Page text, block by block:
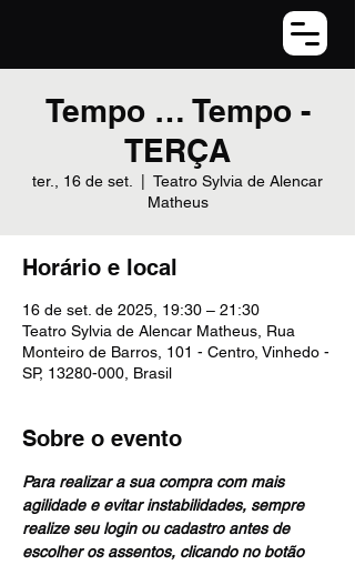
Tempo … Tempo -
TERÇA
ter., 16 de set.
Teatro Sylvia de Alencar
Matheus
Horário e local
16 de set. de 2025, 19:30 – 21:30
Teatro Sylvia de Alencar Matheus, Rua
Monteiro de Barros, 101 - Centro, Vinhedo -
SP, 13280-000, Brasil
Sobre o evento
⁠Para realizar a sua compra com mais
agilidade e evitar instabilidades, sempre
realize seu login ou cadastro antes de
escolher os assentos, clicando no botão